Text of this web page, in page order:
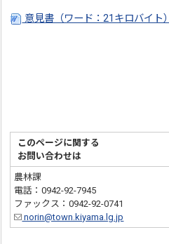
意見書（ワード：21キロバイト
このページに関する
お問い合わせは
農林課
電話：0942-92-7945
ファックス：0942-92-0741
norin@town.kiyama.lg.jp